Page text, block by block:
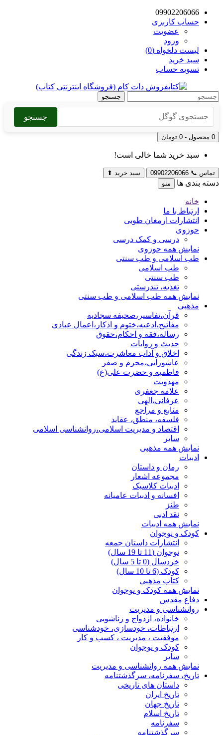
09902206066
حساب کاربری
عضویت
ورود
لیست دلخواه (0)
سبد خرید
تسویه حساب
جستجو
جستجو
0 محصول - 0 تومان
سبد خرید شما خالی است!
تماس 📞
09902206066 سبد خرید ⬆
دسته بندی ها منو
خانه
ارتباط با ما
انتشارات ارمغان طوبی
حوزوی
درسی و کمک درسی
نمایش همه حوزوی
طب اسلامی و طب سنتی
طب اسلامی
طب سنتی
تغذیه، تندرستی
نمایش همه طب اسلامی و طب سنتی
مذهبی
قرآن،تفاسیر،صحیفه سجادیه
مفاتیح،ادعیه،ختوم و اذکار،اعمال عبادی
رساله،فقه و احکام،حقوق
حدیث و روایات
اخلاق و آداب معاشرت،سبک زندگی
عاشورایی،محرم و صفر
فاطمیه و حضرت علی(ع)
مهدویت
علامه جعفری
عرفانی،الهی
منابع و مراجع
فلسفه، منطق، عقاید
اقتصاد و مدیریت اسلامی،روانشناسی اسلامی
سایر
نمایش همه مذهبی
ادبیات
رمان و داستان
مجموعه اشعار
ادبیات کلاسیک
افسانه و ادبیات عامیانه
طنز
نقد ادبی
نمایش همه ادبیات
کودک و نوجوان
انتشارات داستان جمعه
نوجوان (11 تا 19 سال)
خردسال (0 تا 5 سال)
کودک (6 تا 10 سال)
کتاب مذهبی
نمایش همه کودک و نوجوان
دفاع مقدس
روانشناسی و مدیریت
خانواده، ازدواج و زناشویی
ارتباطات، خودسازی، خودشناسی
موفقیت ، مدیریت ، کسب و کار
کودک و نوجوان
سایر
نمایش همه روانشناسی و مدیریت
تاریخ، سفرنامه، سرگذشتنامه
داستان های تاریخی
تاریخ ایران
تاریخ جهان
تاریخ اسلام
سفرنامه
سرگذشتنامه